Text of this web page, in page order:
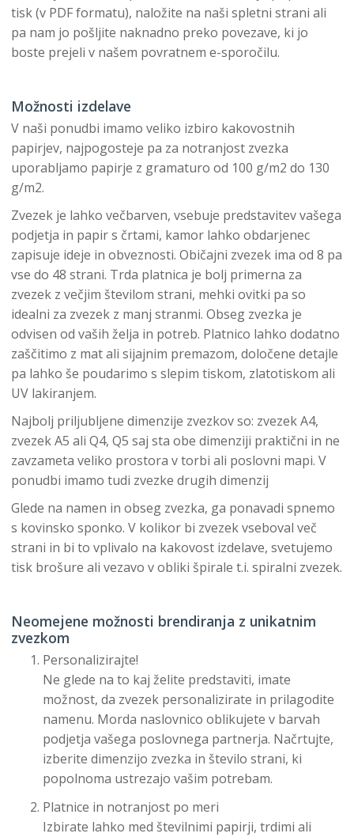
tisk (v PDF formatu), naložite na naši spletni strani ali
pa nam jo pošljite naknadno preko povezave, ki jo
boste prejeli v našem povratnem e-sporočilu.
Možnosti izdelave
V naši ponudbi imamo veliko izbiro kakovostnih
papirjev, najpogosteje pa za notranjost zvezka
uporabljamo papirje z gramaturo od 100 g/m2 do 130
g/m2.
Zvezek je lahko večbarven, vsebuje predstavitev vašega
podjetja in papir s črtami, kamor lahko obdarjenec
zapisuje ideje in obveznosti. Običajni zvezek ima od 8 pa
vse do 48 strani. Trda platnica je bolj primerna za
zvezek z večjim številom strani, mehki ovitki pa so
idealni za zvezek z manj stranmi. Obseg zvezka je
odvisen od vaših želja in potreb. Platnico lahko dodatno
zaščitimo z mat ali sijajnim premazom, določene detajle
pa lahko še poudarimo s slepim tiskom, zlatotiskom ali
UV lakiranjem.
Najbolj priljubljene dimenzije zvezkov so: zvezek A4,
zvezek A5 ali Q4, Q5 saj sta obe dimenziji praktični in ne
zavzameta veliko prostora v torbi ali poslovni mapi. V
ponudbi imamo tudi zvezke drugih dimenzij
Glede na namen in obseg zvezka, ga ponavadi spnemo
s kovinsko sponko. V kolikor bi zvezek vseboval več
strani in bi to vplivalo na kakovost izdelave, svetujemo
tisk brošure ali vezavo v obliki špirale t.i. spiralni zvezek.
Neomejene možnosti brendiranja z unikatnim
zvezkom
Personalizirajte!
Ne glede na to kaj želite predstaviti, imate
možnost, da zvezek personalizirate in prilagodite
namenu. Morda naslovnico oblikujete v barvah
podjetja vašega poslovnega partnerja. Načrtujte,
izberite dimenzijo zvezka in število strani, ki
popolnoma ustrezajo vašim potrebam.
Platnice in notranjost po meri
Izbirate lahko med številnimi papirji, trdimi ali